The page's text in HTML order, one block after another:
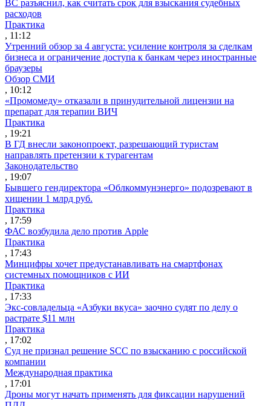
ВС разъяснил, как считать срок для взыскания судебных
расходов
Практика
, 11:12
Утренний обзор за 4 августа: усиление контроля за сделкам
бизнеса и ограничение доступа к банкам через иностранные
браузеры
Обзор СМИ
, 10:12
«Промомеду» отказали в принудительной лицензии на
препарат для терапии ВИЧ
Практика
, 19:21
В ГД внесли законопроект, разрешающий туристам
направлять претензии к турагентам
Законодательство
, 19:07
Бывшего гендиректора «Облкоммунэнерго» подозревают в
хищении 1 млрд руб.
Практика
, 17:59
ФАС возбудила дело против Apple
Практика
, 17:43
Минцифры хочет предустанавливать на смартфонах
системных помощников с ИИ
Практика
, 17:33
Экс-совладельца «Азбуки вкуса» заочно судят по делу о
растрате $11 млн
Практика
, 17:02
Суд не признал решение SCC по взысканию с российской
компании
Международная практика
, 17:01
Дроны могут начать применять для фиксации нарушений